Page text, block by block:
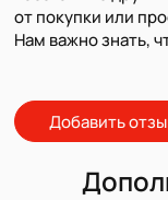
от покупки или
Нам важно знать,
Добавить